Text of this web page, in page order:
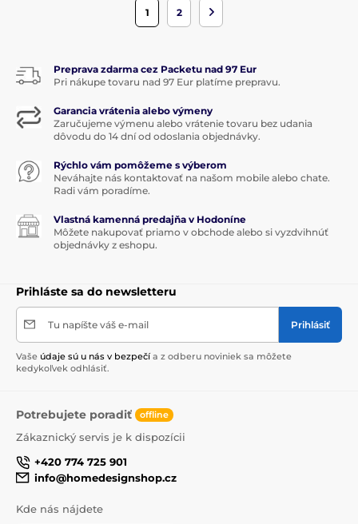
1 2
Preprava zdarma cez Packetu nad 97 Eur
Pri nákupe tovaru nad 97 Eur platíme prepravu.
Garancia vrátenia alebo výmeny
Zaručujeme výmenu alebo vrátenie tovaru bez udania
dôvodu do 14 dní od odoslania objednávky.
Rýchlo vám pomôžeme s výberom
Neváhajte nás kontaktovať na našom mobile alebo chate.
Radi vám poradíme.
Vlastná kamenná predajňa v Hodoníne
Môžete nakupovať priamo v obchode alebo si vyzdvihnúť
objednávky z eshopu.
Prihláste sa do newsletteru
Tu napíšte váš e-mail Prihlásiť
Vaše údaje sú u nás v bezpečí a z odberu noviniek sa môžete
kedykoľvek odhlásiť.
Potrebujete poradiť offline
Zákaznický servis je k dispozícii
+420 774 725 901
info@homedesignshop.cz
Kde nás nájdete